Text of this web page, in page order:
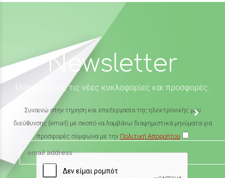
Newsletter
Μάθε πρώτος τις νέες κυκλοφορίες και προσφορές.
Συναινώ στην τήρηση και επεξεργασία της ηλεκτρονικής μου
διεύθυνσης (email) με σκοπό να λαμβάνω διαφημιστικά μηνύματα για
προσφορές σύμφωνα με την Πολιτική Απορρήτου